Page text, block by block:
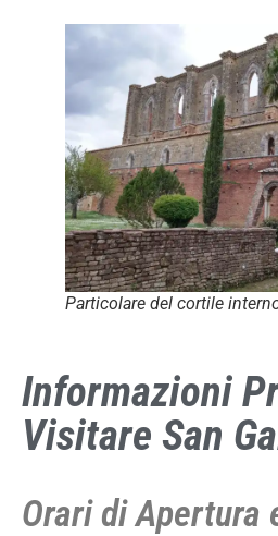
Particolare del cortile
Informazioni
Visitare San
Orari di Apertura